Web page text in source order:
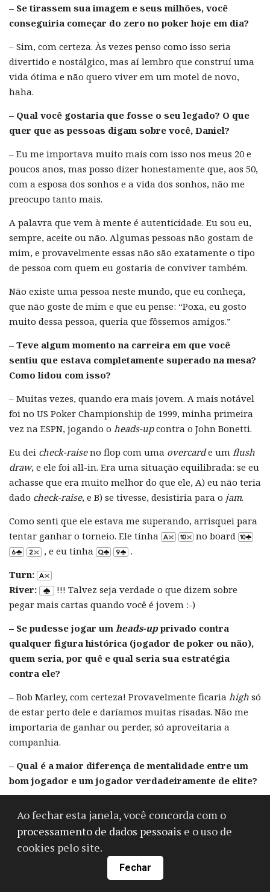
– Se tirassem sua imagem e seus milhões, você
conseguiria começar do zero no poker hoje em dia?
– Sim, com certeza. Às vezes penso como isso seria
divertido e nostálgico, mas aí lembro que construí uma
vida ótima e não quero viver em um motel de novo,
haha.
– Qual você gostaria que fosse o seu legado? O que
quer que as pessoas digam sobre você, Daniel?
– Eu me importava muito mais com isso nos meus 20 e
poucos anos, mas posso dizer honestamente que, aos 50,
com a esposa dos sonhos e a vida dos sonhos, não me
preocupo tanto mais.
A palavra que vem à mente é autenticidade. Eu sou eu,
sempre, aceite ou não. Algumas pessoas não gostam de
mim, e provavelmente essas não são exatamente o tipo
de pessoa com quem eu gostaria de conviver também.
Não existe uma pessoa neste mundo, que eu conheça,
que não goste de mim e que eu pense: “Poxa, eu gosto
muito dessa pessoa, queria que fôssemos amigos.”
– Teve algum momento na carreira em que você
sentiu que estava completamente superado na mesa?
Como lidou com isso?
– Muitas vezes, quando era mais jovem. A mais notável
foi no US Poker Championship de 1999, minha primeira
vez na ESPN, jogando o heads-upcontra o John Bonetti.
Eu dei check-raiseno flop com uma overcarde um flush
draw, e ele foi all-in. Era uma situação equilibrada: se eu
achasse que era muito melhor do que ele, A) eu não teria
dado check-raise, e B) se tivesse, desistiria para o jam.
Como senti que ele estava me superando, arrisquei para
tentar ganhar o torneio. Ele tinha
no board
, e eu tinha
.
Turn:
River:
!!! Talvez seja verdade o que dizem sobre
pegar mais cartas quando você é jovem :-)
– Se pudesse jogar um heads-upprivado contra
qualquer figura histórica (jogador de poker ou não),
quem seria, por quê e qual seria sua estratégia
contra ele?
– Bob Marley, com certeza! Provavelmente ficaria high só
de estar perto dele e daríamos muitas risadas. Não me
importaria de ganhar ou perder, só aproveitaria a
companhia.
– Qual é a maior diferença de mentalidade entre um
bom jogador e um jogador verdadeiramente de elite?
marcha dependendo dos pontos fortes e fracos dos seus
oponentes.
O GTO se concentra em não ser explorável, mas os
jogadores de elite procuram explorar seus oponentes —
Ao fechar esta janela, você concorda com o
processamento de dados pessoais e o uso de
cookies pelo site.
Fechar